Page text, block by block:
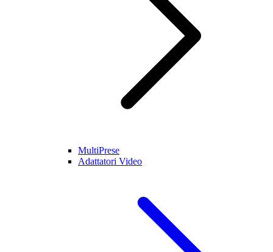
MultiPrese
Adattatori Video